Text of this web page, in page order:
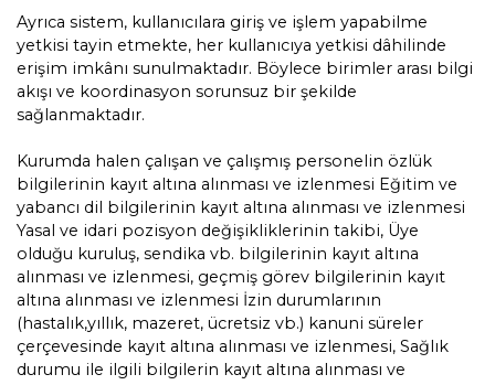
Ayrıca sistem, kullanıcılara giriş ve işlem yapabilme
yetkisi tayin etmekte, her kullanıcıya yetkisi dâhilinde
erişim imkânı sunulmaktadır. Böylece birimler arası bilgi
akışı ve koordinasyon sorunsuz bir şekilde
sağlanmaktadır.
Kurumda halen çalışan ve çalışmış personelin özlük
bilgilerinin kayıt altına alınması ve izlenmesi Eğitim ve
yabancı dil bilgilerinin kayıt altına alınması ve izlenmesi
Yasal ve idari pozisyon değişikliklerinin takibi, Üye
olduğu kuruluş, sendika vb. bilgilerinin kayıt altına
alınması ve izlenmesi, geçmiş görev bilgilerinin kayıt
altına alınması ve izlenmesi İzin durumlarının
(hastalık,yıllık, mazeret, ücretsiz vb.) kanuni süreler
çerçevesinde kayıt altına alınması ve izlenmesi, Sağlık
durumu ile ilgili bilgilerin kayıt altına alınması ve